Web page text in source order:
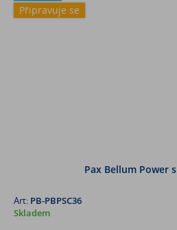
Připravuje se
Pax Bellum Power
Art: PB-PBPSC36
Skladem